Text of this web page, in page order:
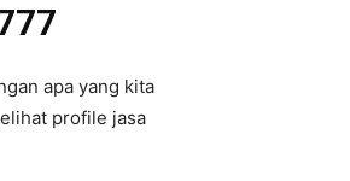
apa yang kita
profile jasa